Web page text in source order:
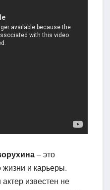
– это
жизни и карьеры.
известен не